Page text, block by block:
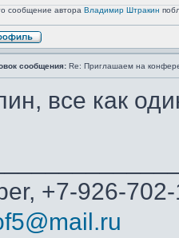
сообщение автора Владимир Штракин
сообщения: Re: Приглашаем на
все как
+7-926-